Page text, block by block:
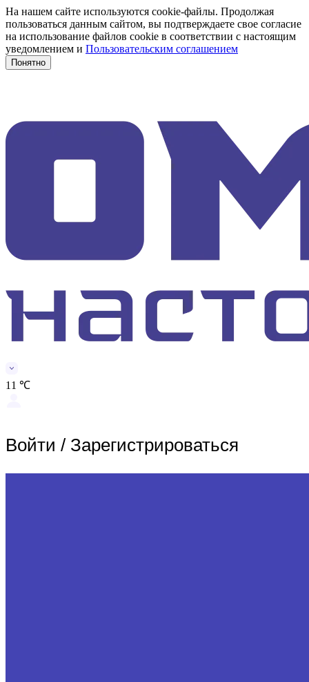
На нашем сайте используются cookie-файлы. Продолжая
пользоваться данным сайтом, вы подтверждаете свое согласие
на использование файлов cookie в соответствии с настоящим
уведомлением и Пользовательским соглашением
Понятно
11 ℃
Войти / Зарегистрироваться